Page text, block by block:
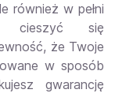
również w pełni
cieszyć się
że Twoje
w sposób
gwarancję